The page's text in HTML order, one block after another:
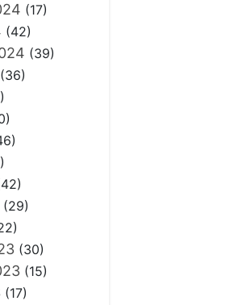
(17)
(42)
(39)
(36)
(29)
(30)
(15)
(17)